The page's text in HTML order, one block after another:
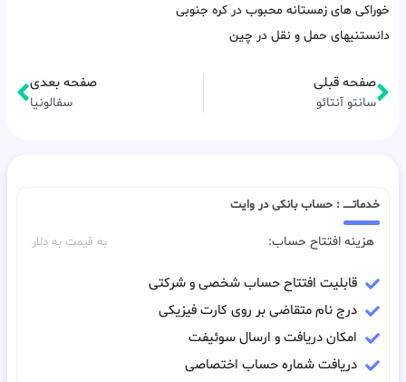
خوراکی های زمستانه محبوب در کره جنوبی
دانستنیهای حمل و نقل در چین
صفحه قبلی
سانتو آنتائو
صفحه بعدی
سفالونیا
خدماتـــــ : حساب بانکی در وایت
هزینه افتتاح حساب: به قیمت به دلار
قابلیت افتتاح حساب شخصی و شرکتی
درج نام متقاضی بر روی کارت فیزیکی
امکان دریافت و ارسال سوئیفت
دریافت شماره حساب اختصاصی